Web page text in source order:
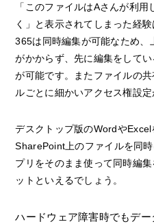
「このファイルはAさんが利
く」と表示されてしまった経
365は同時編集が可能なため、
がかからず、先に編集をして
が可能です。またファイルの
ルごとに細かいアクセス権設定
デスクトップ版のWordや
SharePoint上のファイルを同
プリをそのまま使って同時編
ットといえるでしょう。
ハードウェア障害時でもデ